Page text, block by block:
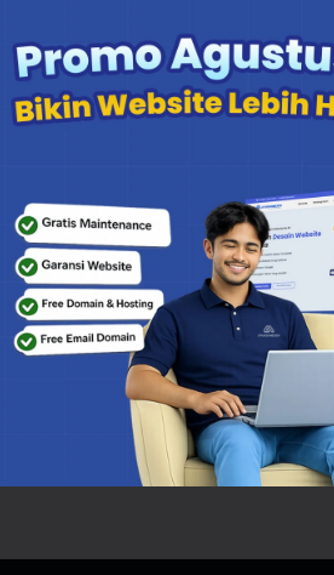
Kaca Film Surabaya